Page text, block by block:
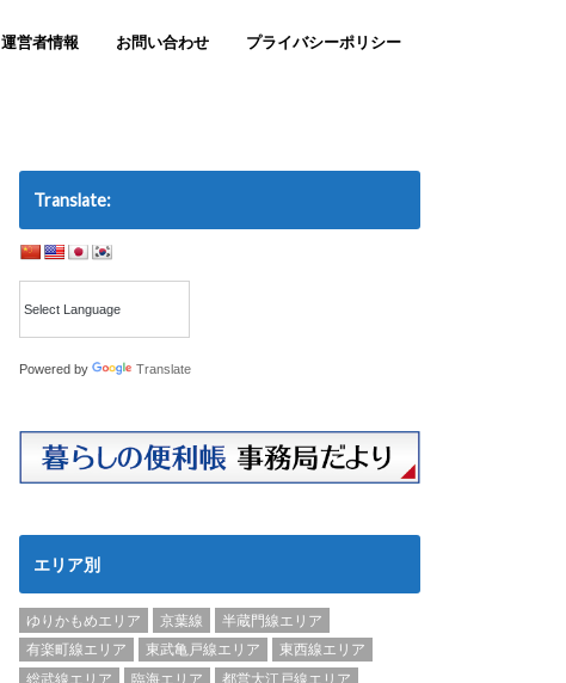
運営者情報 お問い合わせ プライバシーポリシー
Translate:
Powered by Translate
エリア別
ゆりかもめエリア 京葉線
半蔵門線エリア
有楽町線エリア
東武亀戸線エリア
東西線エリア
総武線エリア
臨海エリア
都営大江戸線エリア